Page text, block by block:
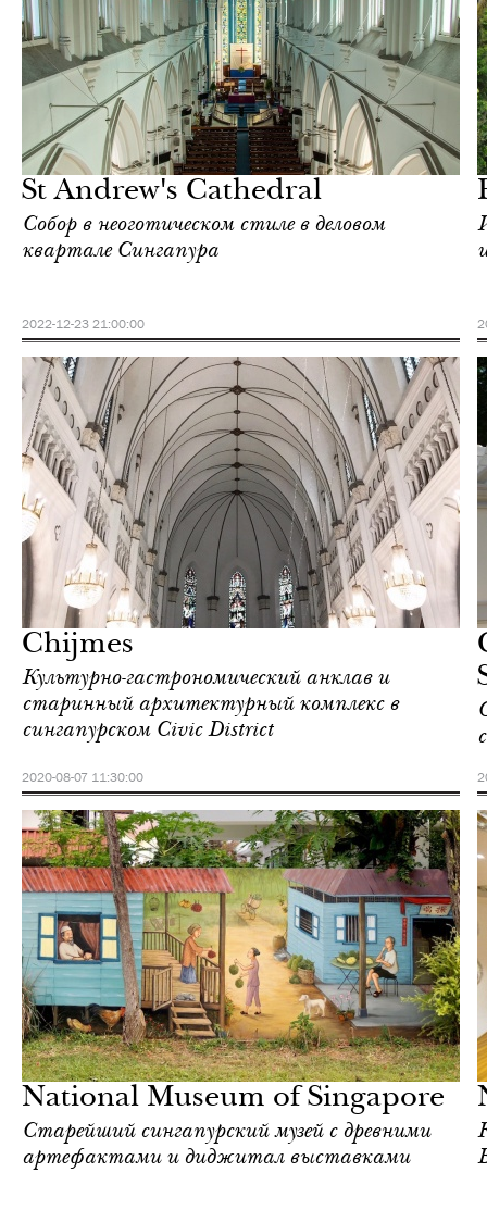
St Andrew's Cathedral
Собор в неоготическом стиле в деловом
квартале Сингапура
2022-12-23 21:00:00
среда
Chijmes
Культурно-гастрономический анклав и
старинный архитектурный комплекс в
сингапурском Civic District
2020-08-07 11:30:00
среда
National Museum of Singapore
Старейший сингапурский музей с древними
артефактами и диджитал выставками